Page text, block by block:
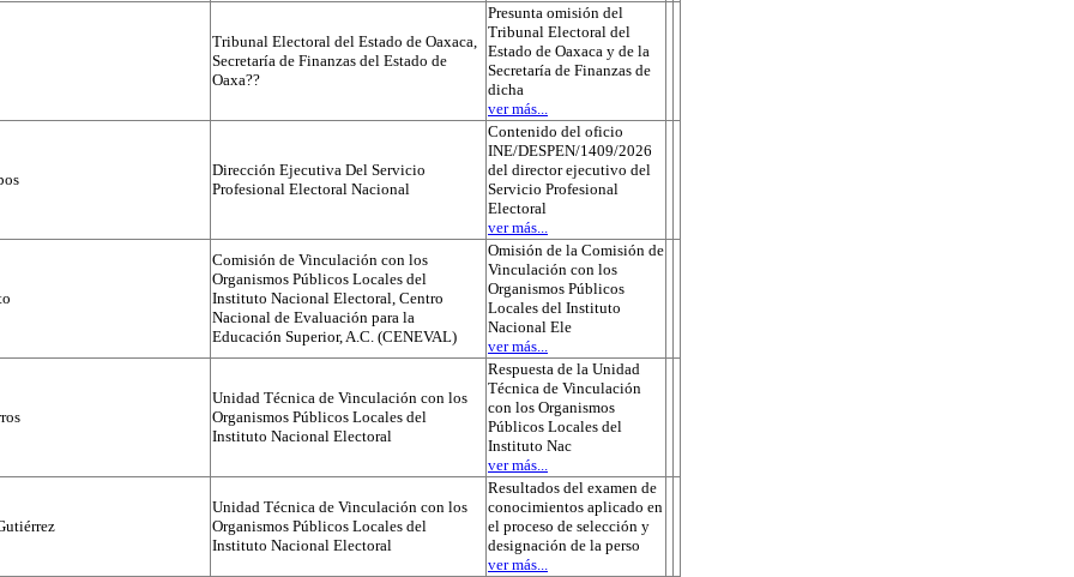
Tribunal Electoral del Estado de Oaxaca,
Secretaría de Finanzas del Estado de
Oaxa??
Presunta omisión del
Tribunal Electoral del
Estado de Oaxaca y de la
Secretaría de Finanzas de
dicha
ver más...
Dirección Ejecutiva Del Servicio
Profesional Electoral Nacional
Contenido del oficio
INE/DESPEN/1409/2026
del director ejecutivo del
Servicio Profesional
Electoral
ver más...
Comisión de Vinculación con los
Organismos Públicos Locales del
Instituto Nacional Electoral, Centro
Nacional de Evaluación para la
Educación Superior, A.C. (CENEVAL)
Omisión de la Comisión de
Vinculación con los
Organismos Públicos
Locales del Instituto
Nacional Ele
ver más...
Unidad Técnica de Vinculación con los
Organismos Públicos Locales del
Instituto Nacional Electoral
Respuesta de la Unidad
Técnica de Vinculación
con los Organismos
Públicos Locales del
Instituto Nac
ver más...
Unidad Técnica de Vinculación con los
Organismos Públicos Locales del
Instituto Nacional Electoral
Resultados del examen de
conocimientos aplicado en
el proceso de selección y
designación de la perso
ver más...